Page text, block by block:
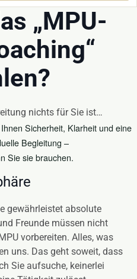
„MPU-
nichts für Sie ist…
Sicherheit, Klarheit und eine
Begleitung –
Sie sie brauchen.
gewährleistet absolute
Freunde müssen nicht
vorbereiten. Alles, was
uns. Das geht soweit, dass
Sie aufsuche, keinerlei